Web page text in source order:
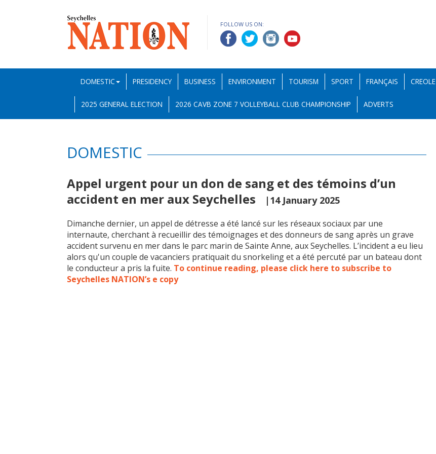
FOLLOW US ON:
DOMESTIC PRESIDENCY BUSINESS ENVIRONMENT TOURISM SPORT FRANÇAIS CREOLE
2025 GENERAL ELECTION 2026 CAVB ZONE 7 VOLLEYBALL CLUB CHAMPIONSHIP ADVERTS
DOMESTIC
Appel urgent pour un don de sang et des témoins d’un
accident en mer aux Seychelles
|14 January 2025
Dimanche dernier, un appel de détresse a été lancé sur les réseaux sociaux par une
internaute, cherchant à recueillir des témoignages et des donneurs de sang après un grave
accident survenu en mer dans le parc marin de Sainte Anne, aux Seychelles. L’incident a eu lieu
alors qu'un couple de vacanciers pratiquait du snorkeling et a été percuté par un bateau dont
le conducteur a pris la fuite. To continue reading, please click here to subscribe to
Seychelles NATION’s e copy